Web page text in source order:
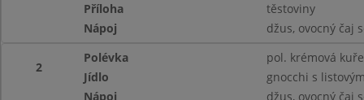
Příloha
těstoviny
Nápoj
džus, ovocný čaj
2
Polévka
pol. krémová
Jídlo
gnocchi s
Nápoj
džus, ovocný čaj